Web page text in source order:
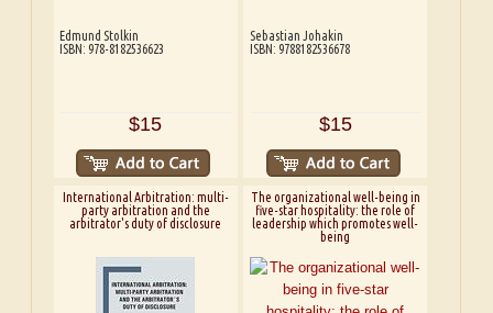
Edmund Stolkin
ISBN: 978-8182536623
$15
Sebastian Johakin
ISBN: 9788182536678
$15
International Arbitration: multi-
party arbitration and the
arbitrator's duty of disclosure
The organizational well-being in
five-star hospitality: the role of
leadership which promotes well-
being